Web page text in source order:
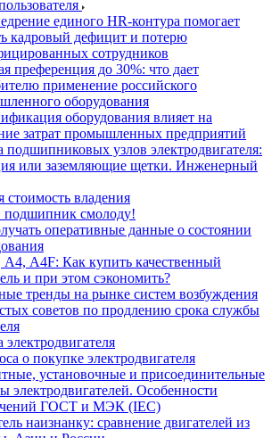
единого HR-контура помогает
кадровый дефицит и потерю
сотрудников
преференция до 30%: что дает
применение российского
оборудования
оборудования влияет на
затрат промышленных предприятий
подшипниковых узлов электродвигателя:
или заземляющие щетки. Инженерный
стоимость владения
подшипник смолоду!
оперативные данные о состоянии
А4F: Как купить качественный
и при этом сэкономить?
тренды на рынке систем возбуждения
советов по продлению срока службы
электродвигателя
о покупке электродвигателя
установочные и присоединительные
электродвигателей. Особенности
ГОСТ и МЭК (IEC)
наизнанку: сравнение двигателей из